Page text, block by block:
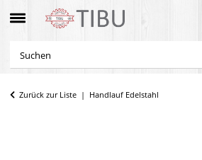
Zurück zur Liste Handlauf Edelstahl